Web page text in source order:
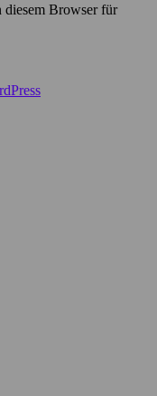
diesem Browser für